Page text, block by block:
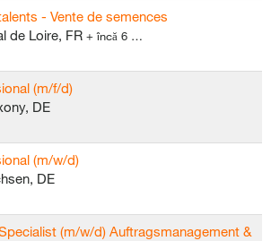
- Vente de semences
de Loire, FR + încă 6 …
(m/f/d)
DE
(m/w/d)
DE
(m/w/d) Auftragsmanagement &